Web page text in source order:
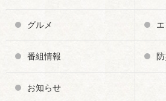
グルメ
番組情報
お知らせ